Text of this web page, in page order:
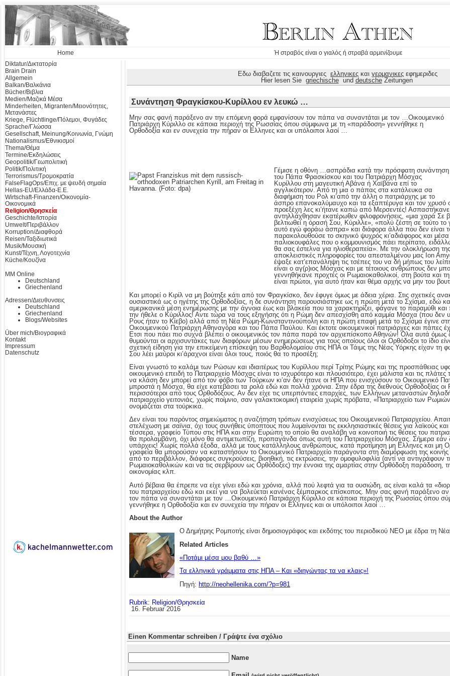
Home Ή στραβός είναι ο γιαλός ή στραβά αρμενίζουμε
Diktatur/Δικτατορία
Brain Drain
Allgemein
Balkan/Βαλκάνια
Bücher/Βιβλια
Medien/Μαζικά Μέσα
Minderheiten, Migranten/Μειονότητες,
Μετανάστες
Kriege, Flüchtlinge/Πόλεμοι, Φυγάδες
Sprache/Γλώσσα
Gesellschaft, Meinung/Κοινωνία, Γνώμη
Nationalismus/Εθνικισμοί
Thema/Θέμα
Termine/Εκδηλώσεις
Geopolitik/Γεωπολιτική
Politik/Πολιτική
Terrorismus/Τρομοκρατία
FalseFlagOps/Επιχ. με ψευδή σημαία
Hellas-EU/Ελλάδα-Ε.Ε.
Wirtschaft-Finanzen/Οικονομία-
Οικονομικά
Religion/Θρησκεία
Geschichte/Ιστορία
Umwelt/Περιβάλλον
Korruption/Διαφθορά
Reisen/Ταξιδιωτικά
Musik/Μουσική
Kunst/Τέχνη, Λογοτεχνία
Küche/Κουζίνα
MM Online
Deutschland
Griechenland
Adressen/Διευθυνσεις
Deutschland
Griechenland
Blogs/Websites
Über mich/Βιογραφικά
Kontakt
Impressum
Datenschutz
Εδω διαβαζετε τις καινουργιες ελληνικες και γερμανικες εφημεριδες
Hier lesen Sie griechischeund deutscheZeitungen
Συνάντηση Φραγκίσκου-Κυρίλλου εν λευκώ …
Μην σας φανή παράξενο αν την επόμενη φορά εμφανίσουν τον πάπα να συναντάται με τον …Οικουμενικό
Πατριάρχη Κύριλλο σε κάποια περιοχή της Ρωσσίας όπου σύμφωνα με τη «παράδοση» γεννήθηκε η
Ορθοδοξία και εν συνεχεία την πήραν οι Ελληνες και οι υπόλοιποι λαοί …
Γέμισε η οθόνη …ασπράδια κατά την πρόσφατη συνάντηση
του Πάπα Φρασκίσκου και του Πατριάρχη Μόσχας
Κυρίλλου στη μαγευτική Αβάνα ή Χαϊβάνα επί το
αγγλικότερον. Από τη μια ο πάπας στα κατάλευκα σα
διαφήμιση του Ρολ κι’από την άλλη ο πατριάρχης με το
άσπρο επανοκαλύμαυχο και τα εξαπτέρυγα και τον χρυσό
προεξέχη λες κι’ήτανε καπώ από Μερσεντές!
αντηλλάχθησαν εκατέρωθεν φιλοφρονήσεις, «μια χαρά Σε
βελτιωθεί η όρασή Σου, Κύριλλε», «πολύ ζέστη σε τούτο το
αυτό εγώ φοράω άσπρα» και διάφορα άλλα που δεν είναι
παρακολουθούσε το σκηνικό ψυχρός κι’αδιάφορος και
παλιοκουφάλες που ο κομμουνισμός πάει περίπατο,
θα σας έστελνα για ηλιοθεραπεία». Με την ολοκλήρωση
αποκλειστικές πληροφορίες του απεσταλμένου μας Ion
έψαξε κατ’επανάληψη τις τσέπες του να δή μήπως του λείπη
είναι ο αγ(ρ)ιος Μόσχας και με τέτοιους ανθρώπους δεν
γεννηθήκανε προχτές οι Ρωμαιοκαθολικοί, στη βούτα και
είναι πρώτοι, για αυτό ήταν και θέμα αρχής να μην του
Και μπορεί ο Κιρίλ να μη βούτηξε κάτι από τον Φραγκίσκο, δεν έφυγε όμως με άδεια χέρια. Στις σχετικές
ουσιαστικά ως ο ηγέτης της Ορθοδοξίας, η δε συνάντηση παρουσιάστηκε ως η πρώτη μετά το Σχίσμα, εδώ
αμερικανικά μέση ενημέρωσης με την άγνοια έως και βλακεία που τα χαρακτηρίζει, φάγανε το παραμύθι
την ήθελε ο Κύριλλος! Αντε τώρα να τους εξηγήσης ότι η Ρώμη δεν απεσχίσθη από καμμία Μόσχα (που δεν
Ρους ήταν το Κίεβο) αλλά από τη Νέα Ρώμη-Κωνσταντινούπολη και η πρώτη επαφή μετά το Σχίσμα έγινε
Οικουμενικού Πατριάρχη Αθηναγόρα και του Πάπα Παύλου. Και έκτοτε οικουμενικοί πατριάρχες και πάπες
Ετσι που πάει πιο συχνά βλέπει ο οικουμενικός τον πάπα παρά τον αρχιεπίσκοπο Αθηνών! Ολα αυτά όμως
θυμούνται οι αρχισυντάκες των διαφόρων μέσων ενημερώσεως για τους οποίους όλοι οι Ορθόδοξοι το ίδιο
σχετική είδηση για την επικείμενη επίσκεψη του Βαρθολομαίου στις ΗΠΑ οι Τάιμς της Νέας Υόρκης είχαν τη
Σου λέει μαύροι κι’άραχνοι είναι όλοι τους, ποιός θα το προσέξη;
Είναι γνωστό το καλάμι των Ρώσων και ιδιαιτέρως του Κυρίλλου περί Τρίτης Ρώμης και της προσπάθειας
οικουμενικό επειδή το Πατριαρχείο Μόσχας είναι το ισχυρότερο και πλουσιότερο, έχει μάλιστα και τις
να κλάση δεν μπορεί από τον φόβο των Τούρκων κι’αν δεν ήτανε οι ΗΠΑ που ενισχύσουν το Οικουμενικό
μπροστά η Μόσχα, θα είχε κατεβάσει τα ρολά εδώ και πολλά χρόνια. Στην έδρα της διεθνούς Ορθοδοξίας οι
περισσότεροι από τους Ορθοδόξους. Αν δεν είχε τις υπερπόντιες επαρχίες, των Ελλήνων μεταναστών
πατριαρχείο γειτονιάς, χωρίς ποίμνιο, σαν γαλακτοκομική εταιρεία χωρίς πρόβατα, «Πατριαρχείο των
ονομάζεται στα τούρκικα.
Δεν είναι του παρόντος σημειώματος η αναζήτηση τρόπων ενισχύσεως του Οικουμενικού Πατριαρχείου.
στελέχωση με σαϊνια, όχι τους συνήθεις ύποπτους που λυμαίνονται τις εκκλησιαστικές θέσεις για λαϊκούς
τέσσερα, γραφείο Τύπου στις ΗΠΑ και στην Ευρώπη το οποίο θα αναλάβη να κοινοποιή τις θέσεις του
θα προλαμβάνη, όχι μόνο θα αντιμετωπίζη, προπαγάνδα όπως αυτή του Πατριαρχείου Μόσχας. Σήμερα εάν
υπάρχεις! Χωρίς πολλά έξοδα, αλλά με τους κατάλληλους ανθρώπους, κατά προτίμηση μη Ελληνες και μη
γραφεία θα μπορούσαν να καταστήσουν το Οικουμενικό Πατριαρχείο παράγοντα στη διαμόρφωση της
από το περιβάλλον, διάφορες συγκρούσεις, βιοηθική, τις εκτρώσεις, την ομοφυλοφιλία (αντί να αντιγράφουν
Ρωμαιοκαθολικών και να τις σερβίρουν ως Ορθόδοξες) την έννοια της αμαρτίας στην Ορθόδοξη παράδοση,
οικονομίας κλπ.
Αυτό βέβαια θα έπρεπε να είχε γίνει εδώ και χρόνια, αλλά πού λεφτά για τα ουσιώδη, ας είναι καλά τα
του πατριαρχείου εδώ και εκεί για να βολεύεται κανένας ξέμπαρκος επίσκοπος. Μην σας φανή παράξενο
τον πάπα να συναντάται με τον …Οικουμενικό Πατριάρχη Κύριλλο σε κάποια περιοχή της Ρωσσίας όπου
γεννήθηκε η Ορθοδοξία και εν συνεχεία την πήραν οι Ελληνες και οι υπόλοιποι λαοί …
About the Author
Ο Δημήτρης Ρομποτής είναι δημοσιογράφος και εκδότης του περιοδικού ΝΕΟ με έδρα τη
Related Articles
«Ποτάμι μέσα μου βαθύ …»
Τα ελληνικά γράμματα στις ΗΠΑ – Και «διηγώντας τα να κλαις»!
Πηγή: http://neohellenika.com/?p=981
Rubrik: Religion/Θρησκεία
16. Februar 2016
Einen Kommentar schreiben / Γράψτε ένα σχόλιο
Name